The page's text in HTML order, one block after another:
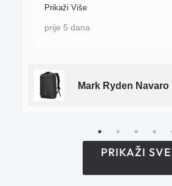
Prikaži Više
prije 5 dana
Mark Ryden Navaro II
PRIKAŽI SVE